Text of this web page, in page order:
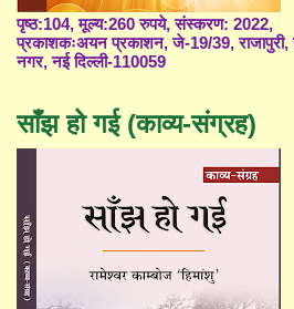
पृष्ठ:104, मूल्य:260 रुपये, संस्करण: 2022,
प्रकाशकःअयन प्रकाशन, जे-19/39, राजापुरी,
नगर, नई दिल्ली-110059
साँझ हो गई (काव्य-संग्रह)